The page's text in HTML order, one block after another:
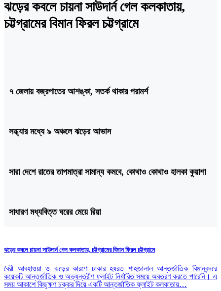
ঝড়ের কবলে চায়না সাউদার্ন গেল কলকাতায়,
চট্টগ্রামের বিমান ফিরল চট্টগ্রামে
৭ জেলায় বজ্রপাতের আশঙ্কা, সতর্ক থাকার পরামর্শ
সন্ধ্যার মধ্যে ৯ অঞ্চলে ঝড়ের আভাস
সারা দেশে রাতের তাপমাত্রা সামান্য কমবে, কোথাও কোথাও হালকা কুয়াশা
সাধারণ মধ্যবিত্ত ঘরের মেয়ে রিয়া
ঝড়ের কবলে চায়না সাউদার্ন গেল কলকাতায়, চট্টগ্রামের বিমান ফিরল চট্টগ্রামে
বৈরী আবহাওয়া ও ঝড়ের কারণে ঢাকার হযরত শাহজালাল আন্তর্জাতিক বিমানবন্দরে
কয়েকটি আন্তর্জাতিক ও অভ্যন্তরীণ ফ্লাইট নির্ধারিত সময়ে অবতরণ করতে পারেনি। এ
সময় আকাশে কিছুক্ষণ চক্কর দিয়ে একটি আন্তর্জাতিক ফ্লাইট কলকাতায়…